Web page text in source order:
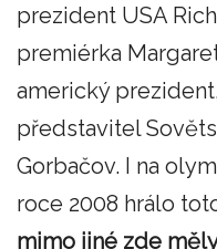
prezident USA
premiérka
americký
představitel
Gorbačov. I na
roce 2008 hrálo
mimo jiné zde